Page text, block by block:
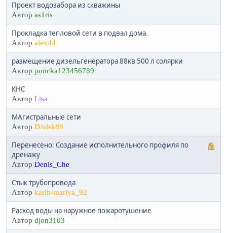
Проект водозабора из скважины
Автор as1ris
Прокладка тепловой сети в подвал дома.
Автор alex44
размещение дизельгенератора 88кв 500 л солярки
Автор poncka123456789
КНС
Автор Lisa
МАгистральные сети
Автор D/ulsk89
Перенесено: Создание исполнительного профиля по
дренажу
Автор Denis_Che
Стык трубопровода
Автор karih-mariya_92
Расход воды на наружное пожаротушение
Автор djon3103